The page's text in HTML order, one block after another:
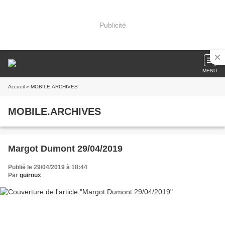
Publicité
MENU
Accueil » MOBILE.ARCHIVES
MOBILE.ARCHIVES
Margot Dumont 29/04/2019
Publié le 29/04/2019 à 18:44
Par guiroux